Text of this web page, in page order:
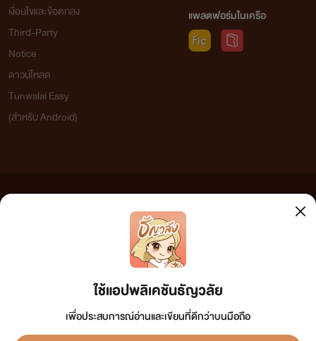
ใช้แอปพลิเคชันธัญวลัย
เพื่อประสบการณ์อ่านและเขียนที่ดีกว่าบนมือถือ
เงื่อนไขและข้อตกลง
Third-Party
Notice
ดาวน์โหลด
Tunwalai Easy
(สำหรับ Android)
แพลตฟอร์มในเครือ
เว็บไซต์แห่งนี้ไม่ได้เห็นด้วยและไม่ขอรับผิดชอบต่อข้อความใดๆ ทั้งสิ้น ดังนั้นผู้อ่านทุกท่านโปรดใช้
วิจารณญาณในการกลั่นกรองด้วยตนเอง และหากท่านพบข้อความใดๆ ที่ขัดต่อกฎหมายและศีลธรรม
กรุณาแจ้งมาที่ tunwalai@ookbee.com เพื่อทีมงานจะได้ดำเนินการในทันที ทั้งนี้ ทางเว็บไซต์ขอสงวน
ลิขสิทธิ์ตามพระราชบัญญัติลิขสิทธิ์ (ฉบับเพิ่มเติม) พ.ศ.2558